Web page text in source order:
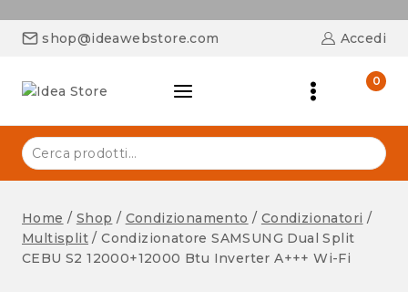
shop@ideawebstore.com Accedi
0
Home / Shop / Condizionamento / Condizionatori /
Multisplit / Condizionatore SAMSUNG Dual Split
CEBU S2 12000+12000 Btu Inverter A+++ Wi-Fi